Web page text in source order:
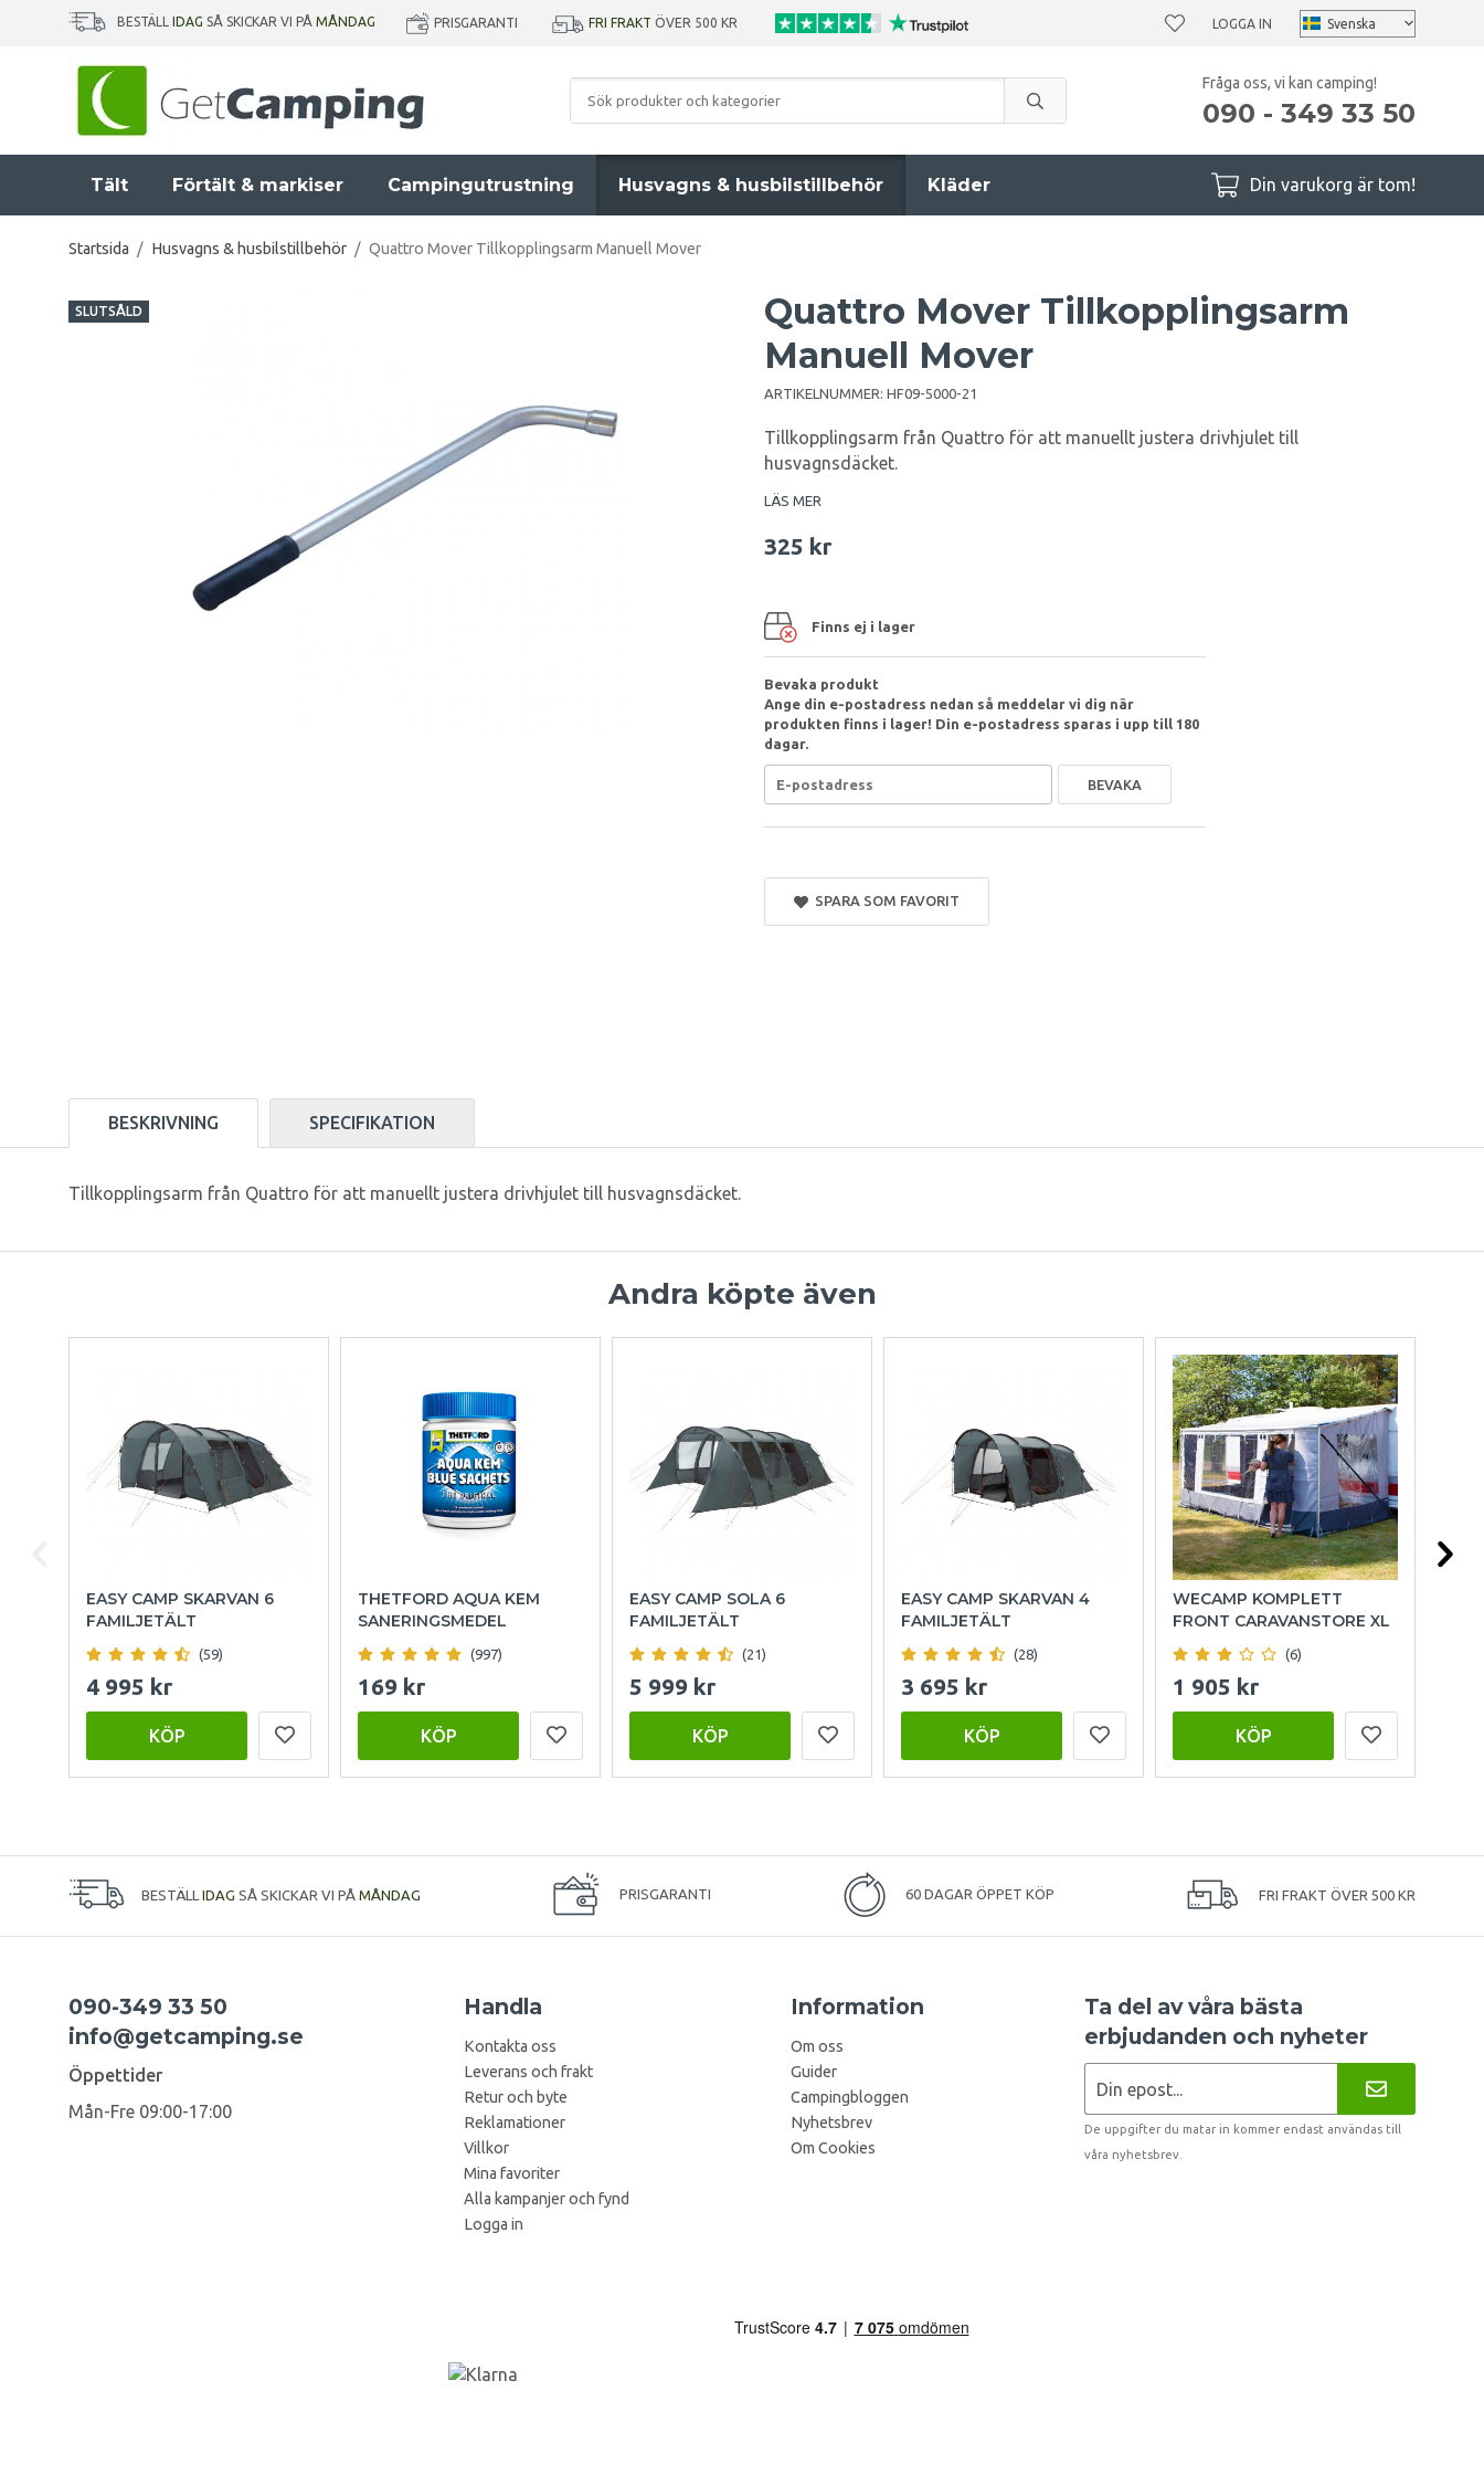
BESTÄLL IDAG SÅ SKICKAR VI PÅ MÅNDAG PRISGARANTI FRI FRAKT ÖVER 500 KR LOGGA IN
Fråga oss, vi kan camping!
090 - 349 33 50
Tält Förtält & markiser Campingutrustning Husvagns & husbilstillbehör Kläder Din varukorg är tom!
Startsida / Husvagns & husbilstillbehör / Quattro Mover Tillkopplingsarm Manuell Mover
SLUTSÅLD
Quattro Mover Tillkopplingsarm
Manuell Mover
ARTIKELNUMMER: HF09-5000-21
Tillkopplingsarm från Quattro för att manuellt justera drivhjulet till
husvagnsdäcket.
LÄS MER
325 kr
Finns ej i lager
Bevaka produkt
Ange din e-postadress nedan så meddelar vi dig när
produkten finns i lager! Din e-postadress sparas i upp till 180
dagar.
BEVAKA
SPARA SOM FAVORIT
BESKRIVNING SPECIFIKATION
Tillkopplingsarm från Quattro för att manuellt justera drivhjulet till husvagnsdäcket.
Andra köpte även
EASY CAMP SKARVAN 6
FAMILJETÄLT
(59)
4 995 kr
KÖP
THETFORD AQUA KEM
SANERINGSMEDEL
(997)
169 kr
KÖP
EASY CAMP SOLA 6
FAMILJETÄLT
(21)
5 999 kr
KÖP
EASY CAMP SKARVAN 4
FAMILJETÄLT
(28)
3 695 kr
KÖP
WECAMP KOMPLETT
FRONT CARAVANSTORE XL
(6)
1 905 kr
KÖP
BESTÄLL IDAG SÅ SKICKAR VI PÅ MÅNDAG PRISGARANTI 60 DAGAR ÖPPET KÖP FRI FRAKT ÖVER 500 KR
090-349 33 50
info@getcamping.se
Öppettider
Mån-Fre 09:00-17:00
Handla
Kontakta oss
Leverans och frakt
Retur och byte
Reklamationer
Villkor
Mina favoriter
Alla kampanjer och fynd
Logga in
Information
Om oss
Guider
Campingbloggen
Nyhetsbrev
Om Cookies
Ta del av våra bästa
erbjudanden och nyheter
De uppgifter du matar in kommer endast användas till
våra nyhetsbrev.